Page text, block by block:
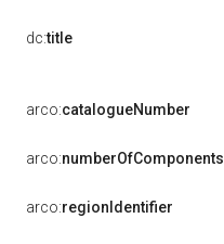
dc:title
arco:catalogueNumber
arco:numberOfComponents
arco:regionIdentifier